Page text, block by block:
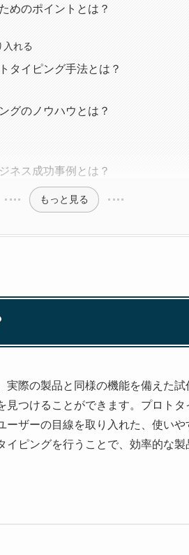
めのポイントとは？
入れる
タイピング手法とは？
グのノウハウとは？
ネス成功事例とは？
もっと見る
際の製品と同様の機能を備えた
見つけることができます。プロト
ザーの目線を取り入れた、使い
ピングを行うことで、効率的な製